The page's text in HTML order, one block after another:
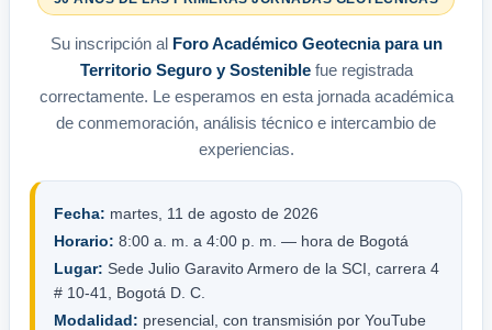
Su inscripción al Foro Académico Geotecnia para un
Territorio Seguro y Sosteniblefue registrada
correctamente. Le esperamos en esta jornada académica
de conmemoración, análisis técnico e intercambio de
experiencias.
Fecha: martes, 11 de agosto de 2026
Horario: 8:00 a. m. a 4:00 p. m. — hora de Bogotá
Lugar: Sede Julio Garavito Armero de la SCI, carrera 4
# 10-41, Bogotá D. C.
Modalidad: presencial, con transmisión por YouTube